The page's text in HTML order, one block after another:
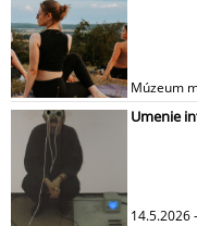
Múzeum
Umenie
14.5.2026